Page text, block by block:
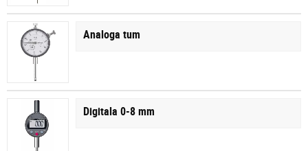
Analoga tum
Digitala 0-8 mm